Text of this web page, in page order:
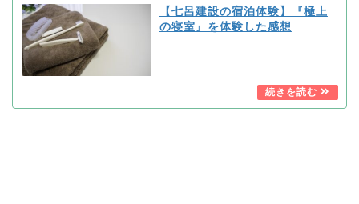
【七呂建設の宿泊体験】『極上
の寝室』を体験した感想